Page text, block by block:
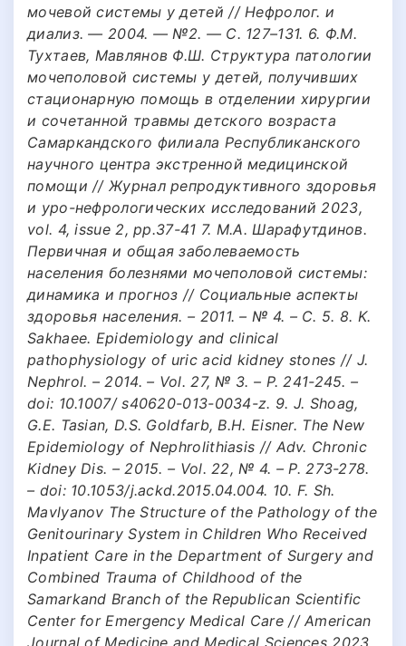
мочевой системы у детей // Нефролог. и
диализ. — 2004. — №2. — С. 127–131. 6. Ф.М.
Тухтаев, Мавлянов Ф.Ш. Структура патологии
мочеполовой системы у детей, получивших
стационарную помощь в отделении хирургии
и сочетанной травмы детского возраста
Самаркандского филиала Республиканского
научного центра экстренной медицинской
помощи // Журнал репродуктивного здоровья
и уро-нефрологических исследований 2023,
vol. 4, issue 2, pp.37-41 7. М.А. Шарафутдинов.
Первичная и общая заболеваемость
населения болезнями мочеполовой системы:
динамика и прогноз // Социальные аспекты
здоровья населения. – 2011. – № 4. – С. 5. 8. K.
Sakhaee. Epidemiology and clinical
pathophysiology of uric acid kidney stones // J.
Nephrol. – 2014. – Vol. 27, № 3. – P. 241-245. –
doi: 10.1007/ s40620-013-0034-z. 9. J. Shoag,
G.E. Tasian, D.S. Goldfarb, B.H. Eisner. The New
Epidemiology of Nephrolithiasis // Adv. Chronic
Kidney Dis. – 2015. – Vol. 22, № 4. – P. 273-278.
– doi: 10.1053/j.ackd.2015.04.004. 10. F. Sh.
Mavlyanov The Structure of the Pathology of the
Genitourinary System in Children Who Received
Inpatient Care in the Department of Surgery and
Combined Trauma of Childhood of the
Samarkand Branch of the Republican Scientific
Center for Emergency Medical Care // American
Journal of Medicine and Medical Sciences 2023,